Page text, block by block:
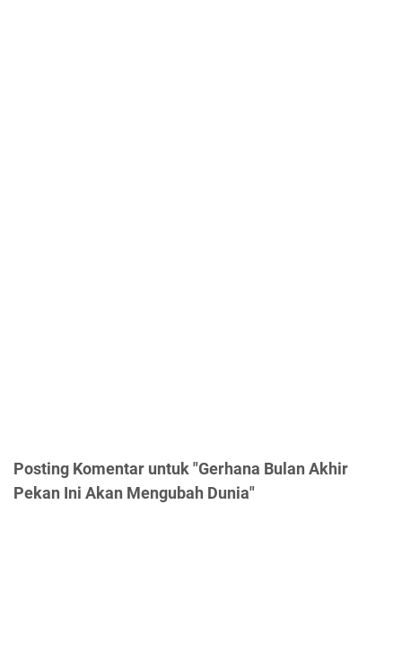
Posting Komentar untuk "Gerhana Bulan Akhir
Pekan Ini Akan Mengubah Dunia"